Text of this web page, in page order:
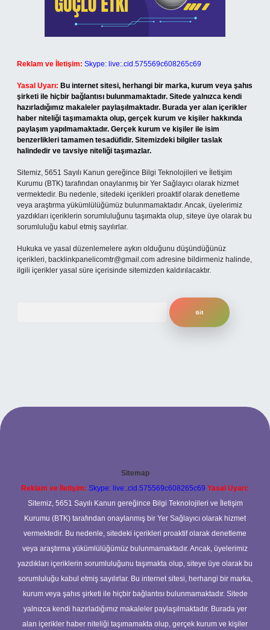
Reklam ve İletişim: Skype: live:.cid.575569c608265c69
Yasal Uyarı: Bu internet sitesi, herhangi bir marka, kurum veya şahıs
şirketi ile hiçbir bağlantısı bulunmamaktadır. Sitede yalnızca kendi
hazırladığımız makaleler paylaşılmaktadır. Burada yer alan içerikler
haber niteliği taşımamakta olup, gerçek kurum ve kişiler hakkında
paylaşım yapılmamaktadır. Gerçek kurum ve kişiler ile isim
benzerlikleri tamamen tesadüfidir. Sitemizdeki bilgiler taslak
halindedir ve tavsiye niteliği taşımazlar.
Sitemiz, 5651 Sayılı Kanun gereğince Bilgi Teknolojileri ve İletişim
Kurumu (BTK) tarafından onaylanmış bir Yer Sağlayıcı olarak hizmet
vermektedir. Bu nedenle, sitedeki içerikleri proaktif olarak denetleme
veya araştırma yükümlülüğümüz bulunmamaktadır. Ancak, üyelerimiz
yazdıkları içeriklerin sorumluluğunu taşımakta olup, siteye üye olarak bu
sorumluluğu kabul etmiş sayılırlar.
Hukuka ve yasal düzenlemelere aykırı olduğunu düşündüğünüz
içerikleri, backlinkpanelicomtr@gmail.com adresine bildirmeniz halinde,
ilgili içerikler yasal süre içerisinde sitemizden kaldırılacaktır.
Sitemap
Reklam ve İletişim: Skype: live:.cid.575569c608265c69 Yasal Uyarı:
Sitemiz, 5651 Sayılı Kanun gereğince Bilgi Teknolojileri ve İletişim
Kurumu (BTK) tarafından onaylanmış bir Yer Sağlayıcı olarak hizmet
vermektedir. Bu nedenle, sitedeki içerikleri proaktif olarak denetleme
veya araştırma yükümlülüğümüz bulunmamaktadır. Ancak, üyelerimiz
yazdıkları içeriklerin sorumluluğunu taşımakta olup, siteye üye olarak bu
sorumluluğu kabul etmiş sayılırlar. Bu internet sitesi, herhangi bir marka,
kurum veya şahıs şirketi ile hiçbir bağlantısı bulunmamaktadır. Sitede
yalnızca kendi hazırladığımız makaleler paylaşılmaktadır. Burada yer
alan içerikler haber niteliği taşımamakta olup, gerçek kurum ve kişiler